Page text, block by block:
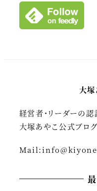
大塚
経営者・リーダーの認
大塚あやこ公式ブログ
Mail: